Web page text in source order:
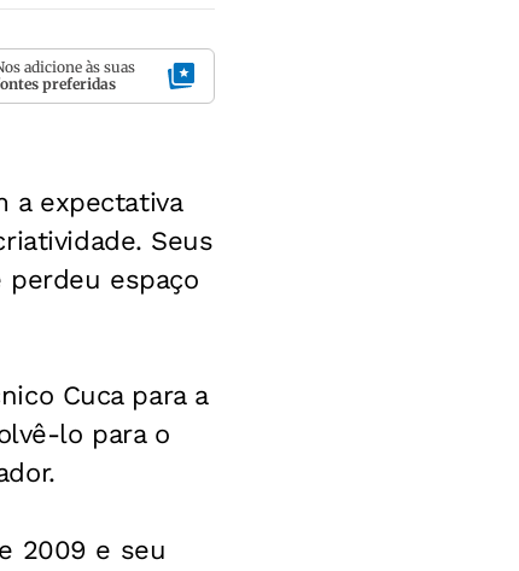
adicione às suas
preferidas
a expectativa
Seus
perdeu espaço
Cuca para a
lo para o
2009 e seu